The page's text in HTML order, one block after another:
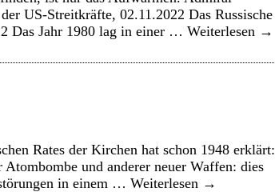
US-Streitkräfte, 02.11.2022 Das Russische
Das Jahr 1980 lag in einer … Weiterlesen →
Rates der Kirchen hat schon 1948 erklärt:
und anderer neuer Waffen: dies
in einem … Weiterlesen →